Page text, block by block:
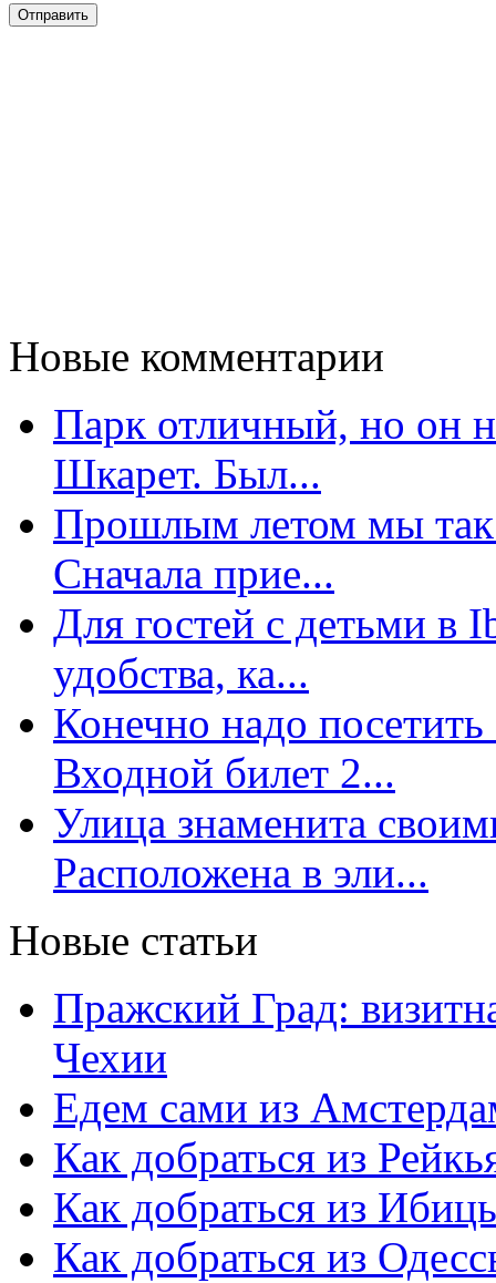
Новые комментарии
Парк отличный, но он
Шкарет. Был...
Прошлым летом мы так
Сначала прие...
Для гостей с детьми в
удобства, ка...
Конечно надо посетить
Входной билет 2...
Улица знаменита
Расположена в эли...
Новые статьи
Пражский Град:
Чехии
Едем сами из
Как добраться из
Как добраться из
Как добраться из